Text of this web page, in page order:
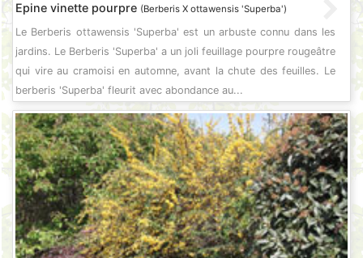
Epine vinette pourpre (Berberis X ottawensis 'Superba')
Le Berberis ottawensis 'Superba' est un arbuste connu dans les
jardins. Le Berberis 'Superba' a un joli feuillage pourpre rougeâtre
qui vire au cramoisi en automne, avant la chute des feuilles. Le
berberis 'Superba' fleurit avec abondance au...